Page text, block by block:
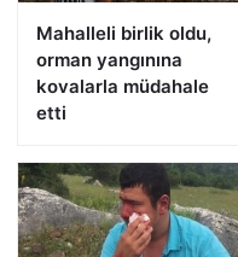
Mahalleli birlik oldu,
orman yangınına
kovalarla müdahale
etti